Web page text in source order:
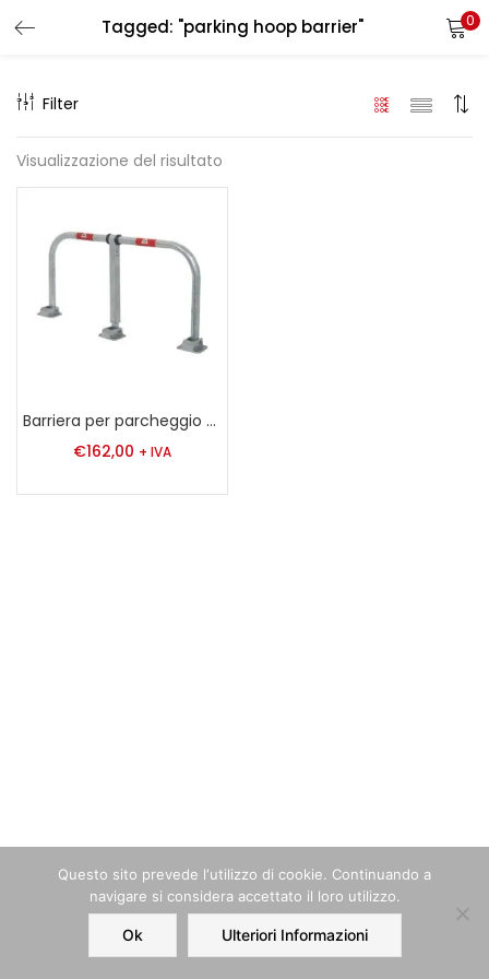
Tagged: "parking hoop barrier" 0
Home Order Account
Filter
Visualizzazione del risultato
Barriera per parcheggio a cerchio
€162,00 + IVA
LOGIN REGISTER
Enter your username and password to login.
Remember me
Lost password?
Questo sito prevede l‘utilizzo di cookie. Continuando a
navigare si considera accettato il loro utilizzo.
Ok Ulteriori Informazioni